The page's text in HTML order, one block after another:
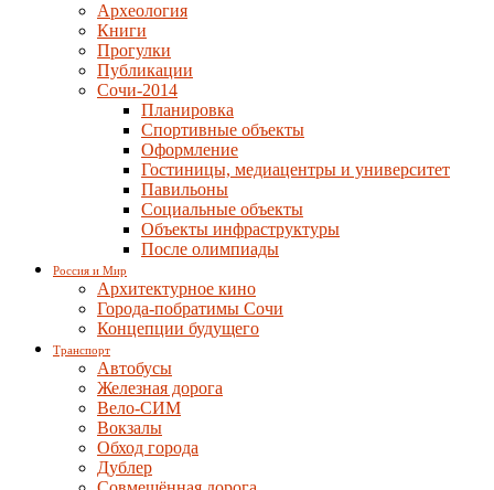
Археология
Книги
Прогулки
Публикации
Сочи-2014
Планировка
Спортивные объекты
Оформление
Гостиницы, медиацентры и университет
Павильоны
Социальные объекты
Объекты инфраструктуры
После олимпиады
Россия и Мир
Архитектурное кино
Города-побратимы Сочи
Концепции будущего
Транспорт
Автобусы
Железная дорога
Вело-СИМ
Вокзалы
Обход города
Дублер